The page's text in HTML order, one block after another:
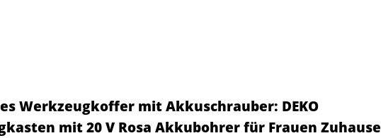
Werkzeugkoffer mit Akkuschrauber: DEKO
mit 20 V Rosa Akkubohrer für Frauen Zuhause